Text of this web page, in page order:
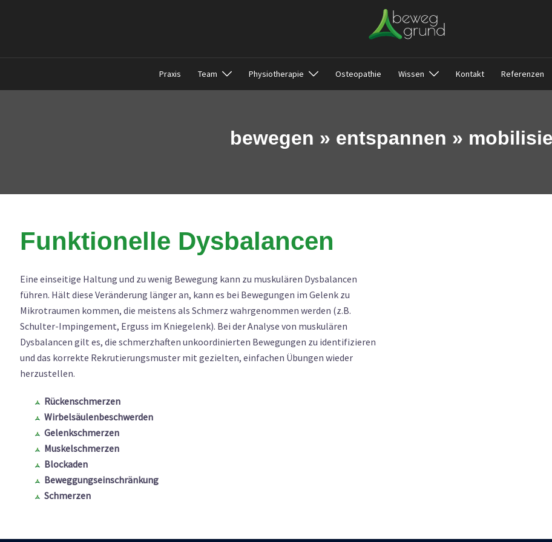
Praxis Team Physiotherapie Osteopathie Wissen Kontakt Referenzen
bewegen » entspannen »
Funktionelle Dysbalancen
Eine einseitige Haltung und zu wenig Bewegung kann zu muskulären Dysbalancen
führen. Hält diese Veränderung länger an, kann es bei Bewegungen im Gelenk zu
Mikrotraumen kommen, die meistens als Schmerz wahrgenommen werden (z.B.
Schulter-Impingement, Erguss im Kniegelenk). Bei der Analyse von muskulären
Dysbalancen gilt es, die schmerzhaften unkoordinierten Bewegungen zu identifizieren
und das korrekte Rekrutierungsmuster mit gezielten, einfachen Übungen wieder
herzustellen.
Rückenschmerzen
Wirbelsäulenbeschwerden
Gelenkschmerzen
Muskelschmerzen
Blockaden
Beweggungseinschränkung
Schmerzen